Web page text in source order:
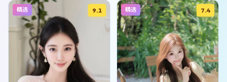
精选 9.1 精选 7.4